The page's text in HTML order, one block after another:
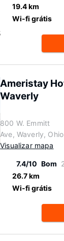
19.4 km
Wi-fi grátis
Ameristay
Waverly
800 W. Emmitt
Ave, Waverly,
Visualizar mapa
7.4/10 Bom
26.7 km
Wi-fi grátis